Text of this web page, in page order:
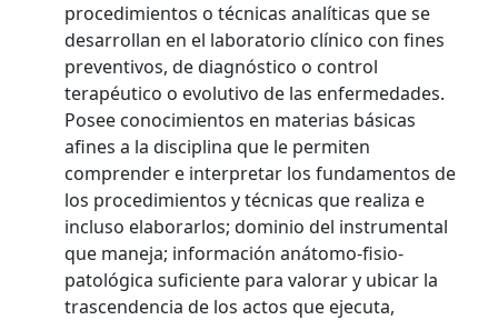
procedimientos o técnicas analíticas que se
desarrollan en el laboratorio clínico con fines
preventivos, de diagnóstico o control
terapéutico o evolutivo de las enfermedades.
Posee conocimientos en materias básicas
afines a la disciplina que le permiten
comprender e interpretar los fundamentos de
los procedimientos y técnicas que realiza e
incluso elaborarlos; dominio del instrumental
que maneja; información anátomo-fisio-
patológica suficiente para valorar y ubicar la
trascendencia de los actos que ejecuta,